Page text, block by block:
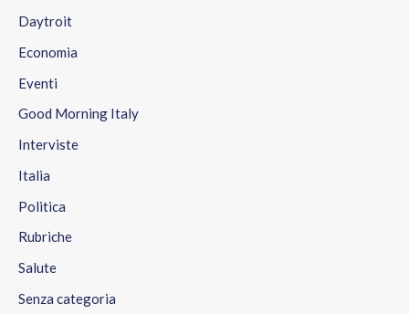
Daytroit
Economia
Eventi
Good Morning Italy
Interviste
Italia
Politica
Rubriche
Salute
Senza categoria